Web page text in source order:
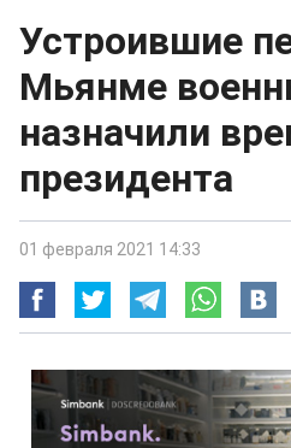
Устроившие
Мьянме
назначили
президента
01 февраля 2021 14:33